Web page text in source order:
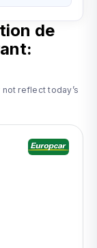
de
reflect today’s